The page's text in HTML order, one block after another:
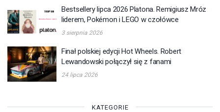
Bestsellery lipca 2026 Platona. Remigiusz Mróz
liderem, Pokémon i LEGO w czołówce
3 sierpnia 2026
Finał polskiej edycji Hot Wheels. Robert
Lewandowski połączył się z fanami
24 lipca 2026
KATEGORIE